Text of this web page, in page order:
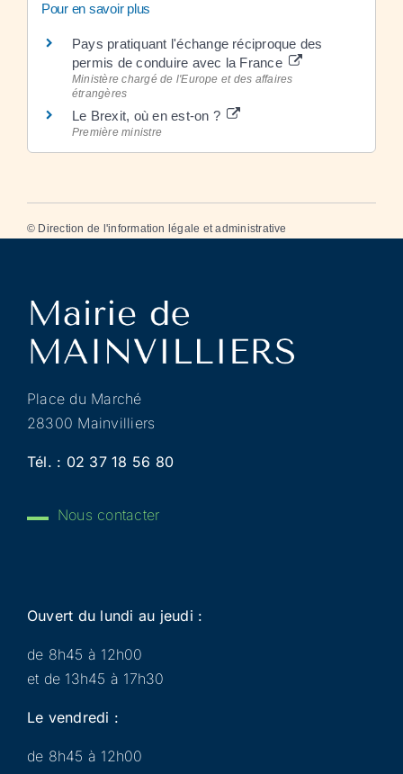
Pour en savoir plus
Pays pratiquant l'échange réciproque des
permis de conduire avec la France
Ministère chargé de l'Europe et des affaires
étrangères
Le Brexit, où en est-on ?
Première ministre
© Direction de l'information légale et administrative
Place du Marché
28300 Mainvilliers
Tél. : 02 37 18 56 80
Nous contacter
Ouvert du lundi au jeudi :
de 8h45 à 12h00
et de 13h45 à 17h30
Le vendredi :
de 8h45 à 12h00